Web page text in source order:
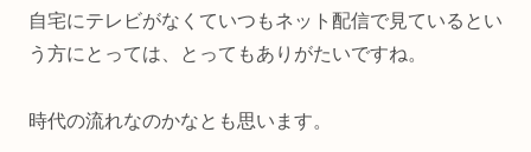
自宅にテレビがなくていつもネット配信で見ているとい
う方にとっては、とってもありがたいですね。
時代の流れなのかなとも思います。